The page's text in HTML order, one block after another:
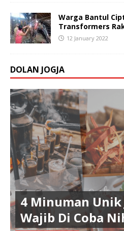
Warga Bantul
Transformers
12 January 2022
DOLAN JOGJA
4 Minuman Unik
Wajib Di Coba